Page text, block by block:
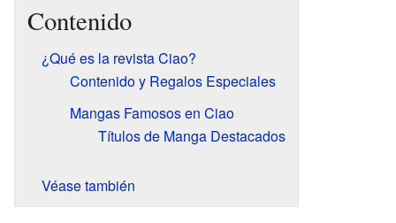
Contenido
¿Qué es la revista Ciao?
Contenido y Regalos Especiales
Mangas Famosos en Ciao
Títulos de Manga Destacados
Véase también